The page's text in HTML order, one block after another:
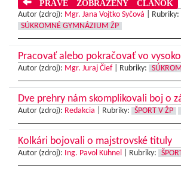
Autor (zdroj): Mgr. Jana Vojtko Syčová Rubriky:
SÚKROMNÉ GYMNÁZIUM ŽP
Pracovať alebo pokračovať vo
Autor (zdroj): Mgr. Juraj Čief| Rubriky:
Dve prehry nám skomplikovali boj o
Autor (zdroj): Redakcia Rubriky: ŠPORT V ŽP
Kolkári bojovali o majstrovské tituly
Autor (zdroj): Ing. Pavol Kühnel Rubriky: